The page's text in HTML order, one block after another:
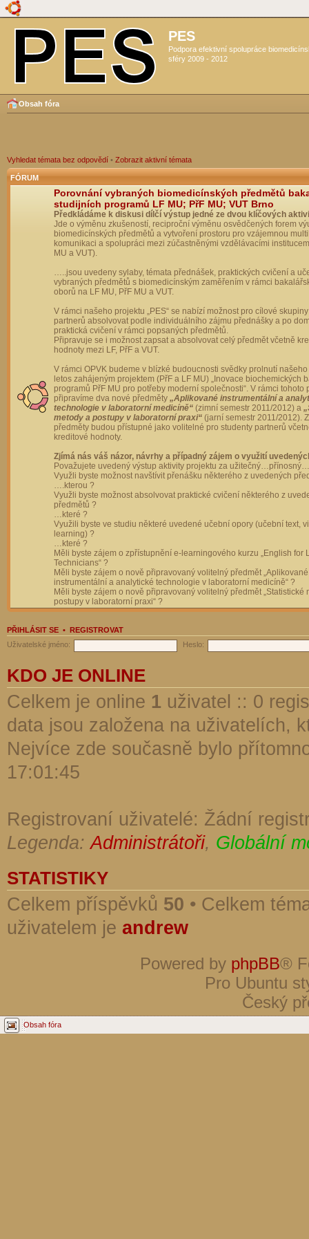
PES
Podpora efektivní spolupráce
sféry 2009 - 2012
Obsah fóra
Vyhledat témata bez odpovědí • Zobrazit aktivní témata
FÓRUM
Porovnání vybraných biomedicínských předmětů
studijních programů LF MU; PřF MU; VUT Brno
Předkládáme k diskusi dílčí výstup jedné ze dvou klíčových
Jde o výměnu zkušeností, reciproční výměnu osvědčených forem
biomedicínských předmětů a vytvoření prostoru pro vzájemnou
komunikaci a spolupráci mezi zúčastněnými vzdělávacími
MU a VUT).
…..jsou uvedeny sylaby, témata přednášek, praktických cvičení a
vybraných předmětů s biomedicínským zaměřením v rámci
oborů na LF MU, PřF MU a VUT.
V rámci našeho projektu „PES“ se nabízí možnost pro cílové
partnerů absolvovat podle individuálního zájmu přednášky a po
praktická cvičení v rámci popsaných předmětů.
Připravuje se i možnost zapsat a absolvovat celý předmět včetně
hodnoty mezi LF, PřF a VUT.
V rámci OPVK budeme v blízké budoucnosti svědky prolnutí
letos zahájeným projektem (PřF a LF MU) „Inovace biochemických
programů PřF MU pro potřeby moderní společnosti“. V rámci tohoto
připravíme dva nové předměty „Aplikované instrumentální a
technologie v laboratorní medicíně“ (zimní semestr 2011/2012) a
metody a postupy v laboratorní praxi“ (jarní semestr 2011/2012).
předměty budou přístupné jako volitelné pro studenty partnerů
kreditové hodnoty.
Zjímá nás váš názor, návrhy a případný zájem o využití
Považujete uvedený výstup aktivity projektu za
Využli byste možnost navštívit přenášku některého z uvedených
….kterou ?
Využli byste možnost absolvovat praktické cvičení některého z
předmětů ?
…které ?
Využili byste ve studiu některé uvedené učební opory (učební text,
learning) ?
…které ?
Měli byste zájem o zpřístupnění e-learningového kurzu „English for
Technicians“ ?
Měli byste zájem o nově připravovaný volitelný předmět „Aplikované
instrumentální a analytické technologie v laboratorní medicíně“ ?
Měli byste zájem o nově připravovaný volitelný předmět „Statistické
postupy v laboratorní praxi“ ?
PŘIHLÁSIT SE • REGISTROVAT
Uživatelské jméno:
Heslo:
KDO JE ONLINE
Celkem je online 1 uživatel :: 0
data jsou založena na uživatelích,
Nejvíce zde současně bylo
17:01:45
Registrovaní uživatelé: Žádní
Legenda:Administrátoři, Globální
STATISTIKY
Celkem příspěvků 50 • Celkem
uživatelem je andrew
Powered by phpBB®
Pro Ubuntu
Český
Obsah fóra